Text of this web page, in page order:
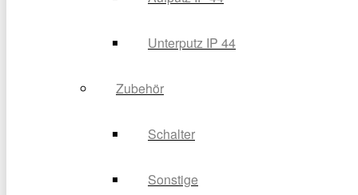
Unterputz IP 44
Zubehör
Schalter
Sonstige